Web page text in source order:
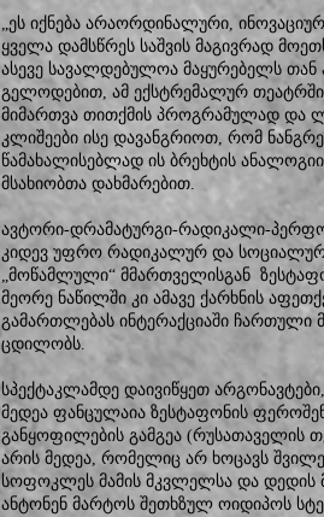
„ეს იქნება არაორდინალური,
ყველა დამსწრეს საშვის მაგივრად
ასევე სავალდებულოა მაყურებელს თან
გელოდებით, ამ ექსტრემალურ თეატრში
მიმართვა თითქმის პროგრამულად და
კლიშეები ისე დავანგრიოთ, რომ
წამახალისებლად ის ბრეხტის
მსახიობთა დახმარებით.
ავტორი-დრამატურგი-რადიკალი-
კიდევ უფრო რადიკალურ და
„მოწამლული“ მმართველისგან
მეორე ნაწილში კი ამავე ქარხნის
გამართლებას ინტერაქციაში ჩართული
ცდილობს.
სპექტაკლამდე დაივიწყეთ
მედეა ფანცულაია ზესტაფონის
განყოფილების გამგეა (რუსათაველის
არის მედეა, რომელიც არ ხოცავს
სოფოკლეს მამის მკვლელსა და დედის
ანტონენ მარტოს შეთხზულ ოიდიპოს